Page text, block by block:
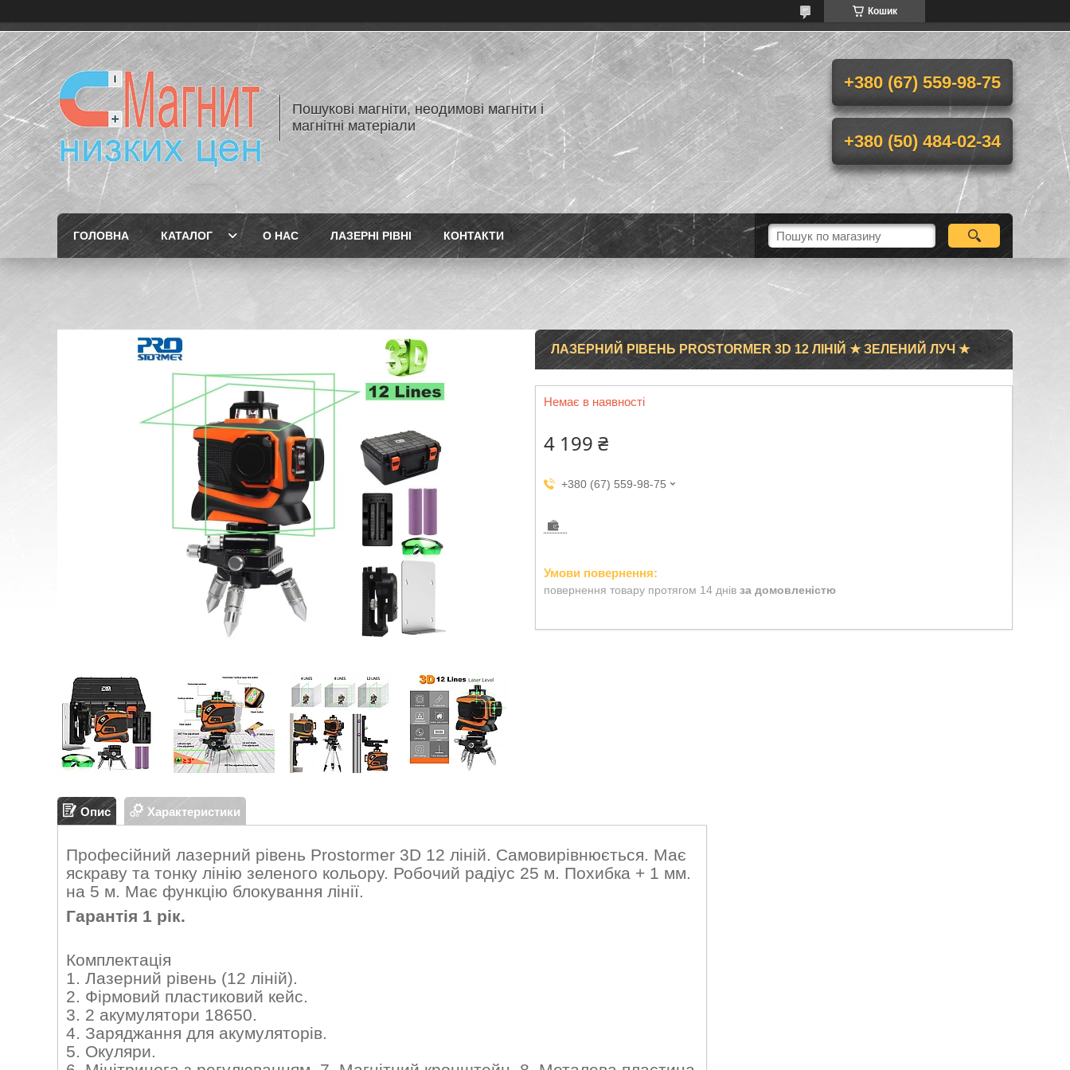
Кошик
Пошукові магніти, неодимові магніти і
магнітні матеріали
+380 (67) 559-98-75
+380 (50) 484-02-34
ГОЛОВНА КАТАЛОГ О НАС ЛАЗЕРНІ РІВНІ КОНТАКТИ
ЛАЗЕРНИЙ РІВЕНЬ PROSTORMER 3D 12 ЛІНІЙ ★ ЗЕЛЕНИЙ ЛУЧ ★
Немає в наявності
4 199 ₴
+380 (67) 559-98-75
повернення товару протягом 14 днів за домовленістю
Опис Характеристики
Професійний лазерний рівень Prostormer 3D 12 ліній. Самовирівнюється. Має
яскраву та тонку лінію зеленого кольору. Робочий радіус 25 м. Похибка + 1 мм.
на 5 м. Має функцію блокування лінії.
Гарантія 1 рік.
Комплектація
1. Лазерний рівень (12 ліній).
2. Фірмовий пластиковий кейс.
3. 2 акумулятори 18650.
4. Заряджання для акумуляторів.
5. Окуляри.